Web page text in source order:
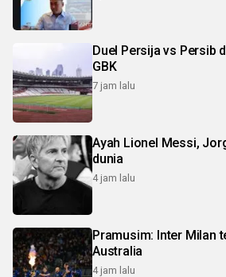
Duel Persija vs Persib
GBK
7 jam lalu
Ayah Lionel Messi,
dunia
4 jam lalu
Pramusim: Inter Milan
Australia
4 jam lalu